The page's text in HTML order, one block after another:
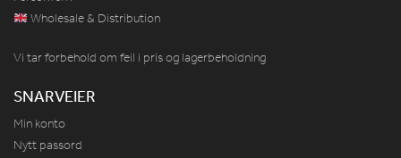
Wholesale & Distribution
Vi tar forbehold om feil i pris og lagerbeholdning
SNARVEIER
Min konto
Nytt passord